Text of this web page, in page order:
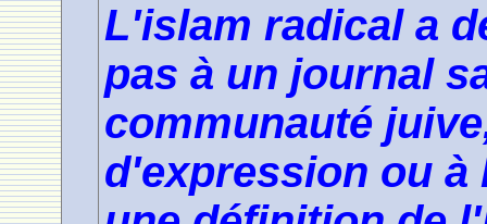
L'islam radical a
pas à un journal
communauté
d'expression ou à